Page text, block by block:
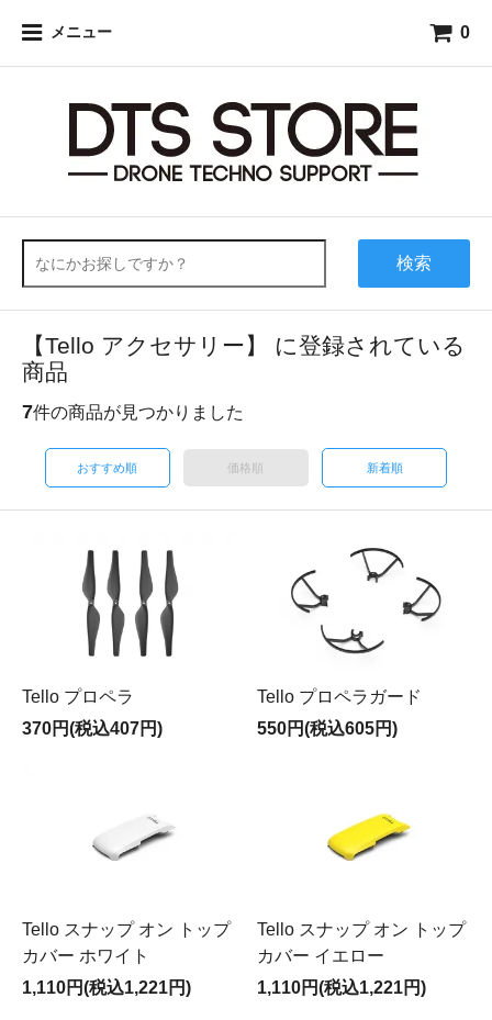
メニュー 0
検索
【Tello アクセサリー】 に登録されている
商品
7件の商品が見つかりました
おすすめ順 価格順 新着順
Tello プロペラ
370円(税込407円)
Tello プロペラガード
550円(税込605円)
Tello スナップ オン トップ
カバー ホワイト
1,110円(税込1,221円)
Tello スナップ オン トップ
カバー イエロー
1,110円(税込1,221円)